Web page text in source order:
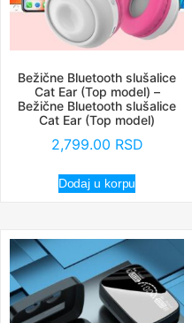
Bežične Bluetooth slušalice
Cat Ear (Top model) –
Bežične Bluetooth slušalice
Cat Ear (Top model)
2,799.00 RSD
Dodaj u korpu